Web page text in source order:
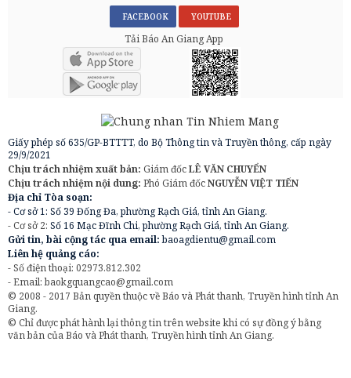
FACEBOOK YOUTUBE
Tải Báo An Giang App
Giấy phép số 635/GP-BTTTT, do Bộ Thông tin và Truyền thông, cấp ngày
29/9/2021
Chịu trách nhiệm xuất bản: Giám đốcLÊ VĂN CHUYỂN
Chịu trách nhiệm nội dung: Phó Giám đốcNGUYỄN VIỆT TIẾN
Địa chỉ Tòa soạn:
- Cơ sở 1: Số 39 Đống Đa, phường Rạch Giá, tỉnh An Giang.
- Cơ sở 2: Số 16 Mạc Đĩnh Chi, phường Rạch Giá, tỉnh An Giang.
Gửi tin, bài cộng tác qua email:baoagdientu@gmail.com
Liên hệ quảng cáo:
- Số điện thoại: 02973.812.302
- Email:baokgquangcao@gmail.com
© 2008 - 2017 Bản quyền thuộc về Báo và Phát thanh, Truyền hình tỉnh An
Giang.
© Chỉ được phát hành lại thông tin trên website khi có sự đồng ý bằng
văn bản của Báo và Phát thanh, Truyền hình tỉnh An Giang.